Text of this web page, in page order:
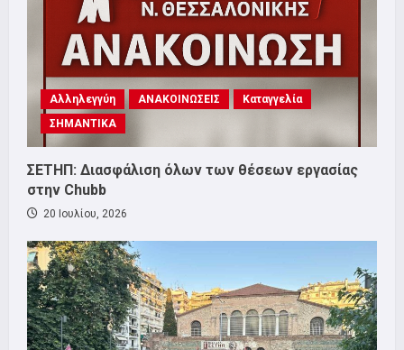
Αλληλεγγύη ΑΝΑΚΟΙΝΩΣΕΙΣ
Καταγγελία
ΣΗΜΑΝΤΙΚΑ
ΣΕΤΗΠ: Διασφάλιση όλων των θέσεων εργασίας
στην Chubb
20 Ιουλίου, 2026